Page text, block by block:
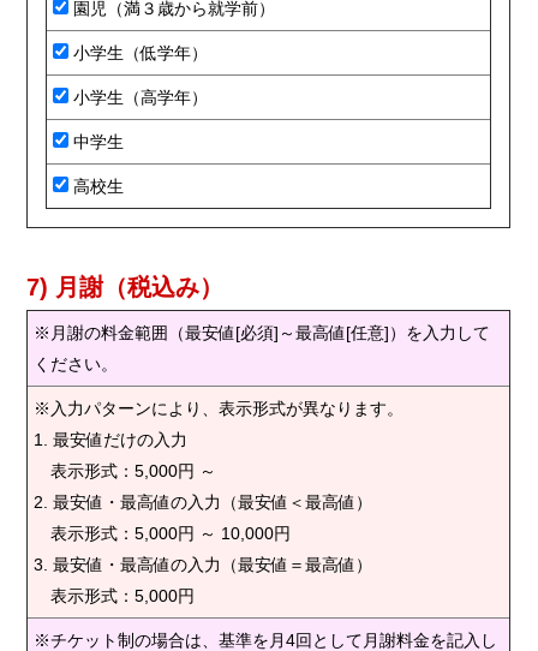
園児（満３歳から就学前）
小学生（低学年）
小学生（高学年）
中学生
高校生
7) 月謝（税込み）
※月謝の料金範囲（最安値[必須]～最高値[任意]）を入力して
ください。
※入力パターンにより、表示形式が異なります。
1. 最安値だけの入力
表示形式：5,000円 ～
2. 最安値・最高値の入力（最安値＜最高値）
表示形式：5,000円 ～ 10,000円
3. 最安値・最高値の入力（最安値＝最高値）
表示形式：5,000円
※チケット制の場合は、基準を月4回として月謝料金を記入し